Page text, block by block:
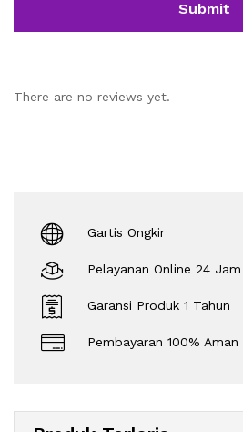
There are no reviews yet.
Gartis Ongkir
Pelayanan Online 24 Jam
Garansi Produk 1 Tahun
Pembayaran 100% Aman